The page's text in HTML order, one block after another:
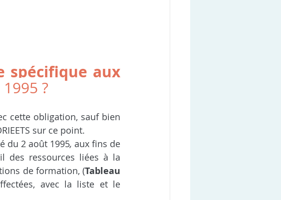
spécifique aux
?
cette obligation, sauf bien
sur ce point.
du 2 août 1995, aux fins de
des ressources liées à la
de formation, (Tableau
avec la liste et le